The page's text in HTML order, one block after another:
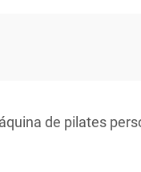
de pilates